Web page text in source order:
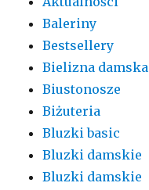
Baleriny
Bestsellery
Bielizna damska
Biustonosze
Biżuteria
Bluzki basic
Bluzki damskie
Bluzki damskie